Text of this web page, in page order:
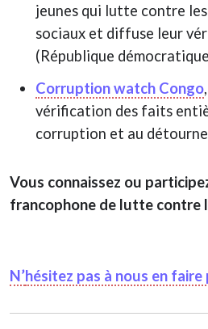
jeunes qui lutte contre
sociaux et diffuse leur
(République
Corruption watch Congo
vérification des faits
corruption et au
Vous connaissez ou
francophone de lutte contre
N’hésitez pas à nous en faire